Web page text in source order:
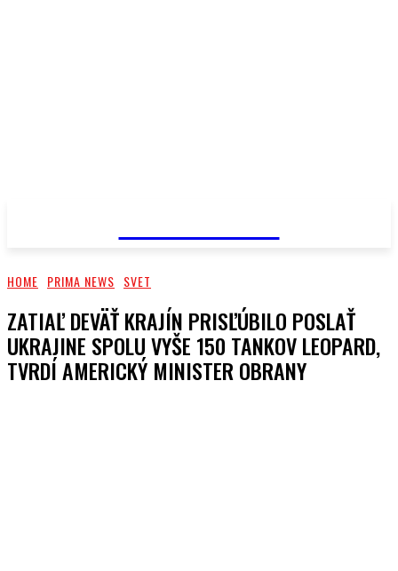
HOME PRIMA NEWS SVET
ZATIAĽ DEVÄŤ KRAJÍN PRISĽÚBILO POSLAŤ
UKRAJINE SPOLU VYŠE 150 TANKOV LEOPARD,
TVRDÍ AMERICKÝ MINISTER OBRANY